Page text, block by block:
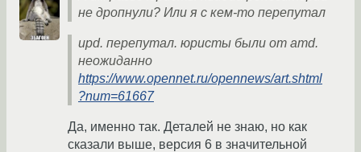
не дропнули? Или я с кем-то перепутал
upd. перепутал. юристы были от amd.
неожиданно
https://www.opennet.ru/opennews/art.shtml
?num=61667
Да, именно так. Деталей не знаю, но как
сказали выше, версия 6 в значительной